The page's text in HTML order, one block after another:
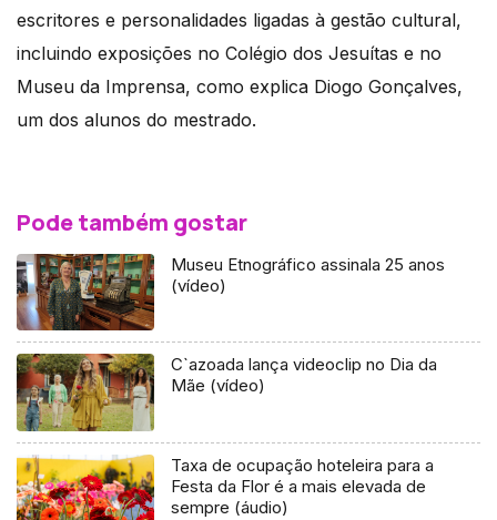
escritores e personalidades ligadas à gestão cultural,
incluindo exposições no Colégio dos Jesuítas e no
Museu da Imprensa, como explica Diogo Gonçalves,
um dos alunos do mestrado.
Pode também gostar
Museu Etnográfico assinala 25 anos
(vídeo)
C`azoada lança videoclip no Dia da
Mãe (vídeo)
Taxa de ocupação hoteleira para a
Festa da Flor é a mais elevada de
sempre (áudio)